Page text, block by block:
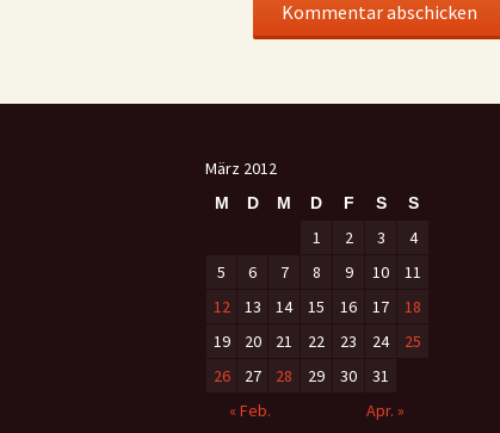
März 2012
M D M D F S S
1 2 3
4
5
6 7 8 9 10
11
12
13 14 15 16 17
18
19
20 21 22 23 24
25
26
27 28 29 30
31
« Feb.
Apr. »